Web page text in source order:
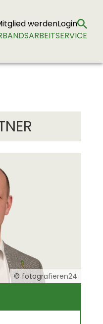
werdenLogin
SERVICE
© fotografieren24